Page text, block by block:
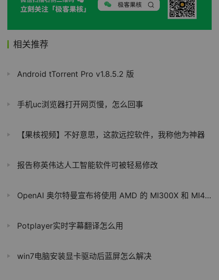
相关推荐
Android tTorrent Pro v1.8.5.2 版
手机uc浏览器打开网页慢，怎么回事
【果核视频】不好意思，这款远控软件，我称他为神器
报告称英伟达人工智能软件可被轻易修改
OpenAI 奥尔特曼宣布将使用 AMD 的 MI300X 和 MI450 AI 芯片，苏姿丰首次透露 MI500
Potplayer实时字幕翻译怎么用
win7电脑安装显卡驱动后蓝屏怎么解决